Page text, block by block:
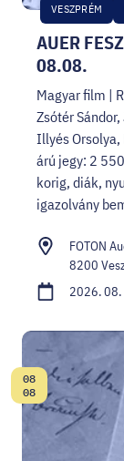
AUER
08.08.
VESZPRÉM
Magyar film |
Zsótér
Illyés
árú jegy: 2
korig, diák,
igazolvány
FOTON
8200
2026.
Dátum:
08
08